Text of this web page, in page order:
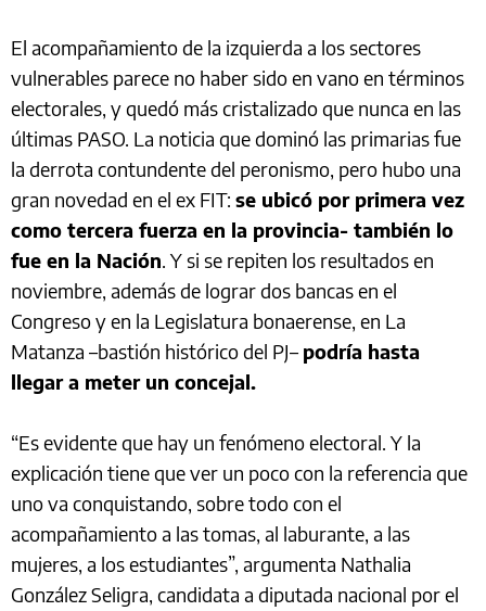
El acompañamiento de la izquierda a los sectores
vulnerables parece no haber sido en vano en términos
electorales, y quedó más cristalizado que nunca en las
últimas PASO. La noticia que dominó las primarias fue
la derrota contundente del peronismo, pero hubo una
gran novedad en el ex FIT: se ubicó por primera vez
como tercera fuerza en la provincia- también lo
fue en la Nación. Y si se repiten los resultados en
noviembre, además de lograr dos bancas en el
Congreso y en la Legislatura bonaerense, en La
Matanza –bastión histórico del PJ–podría hasta
llegar a meter un concejal.
“Es evidente que hay un fenómeno electoral. Y la
explicación tiene que ver un poco con la referencia que
uno va conquistando, sobre todo con el
acompañamiento a las tomas, al laburante, a las
mujeres, a los estudiantes”, argumenta Nathalia
González Seligra, candidata a diputada nacional por el